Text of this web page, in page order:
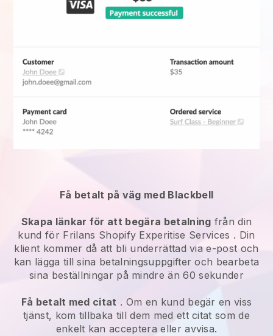
Få betalt på väg med Blackbell
Skapa länkar för att begära betalning från din
kund för Frilans Shopify Experitise Services . Din
klient kommer då att bli underrättad via e-post och
kan lägga till sina betalningsuppgifter och bearbeta
sina beställningar på mindre än 60 sekunder
Få betalt med citat . Om en kund begär en viss
tjänst, kom tillbaka till dem med ett citat som de
enkelt kan acceptera eller avvisa.